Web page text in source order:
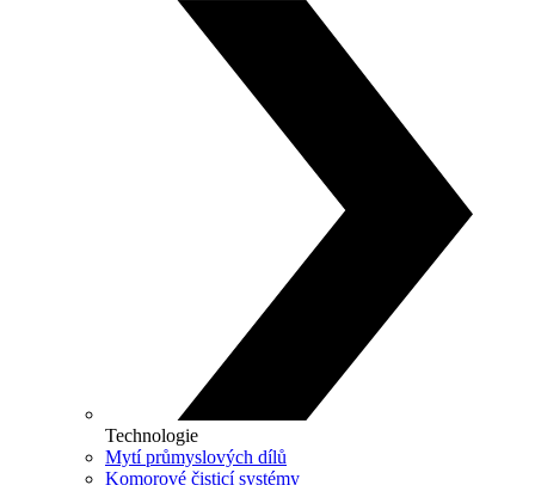
Technologie
Mytí průmyslových dílů
Komorové čisticí systémy